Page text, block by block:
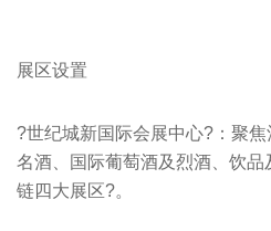
展区设置
?世纪城新国际会展中心?：聚
名酒、国际葡萄酒及烈酒、饮
链四大展区?。